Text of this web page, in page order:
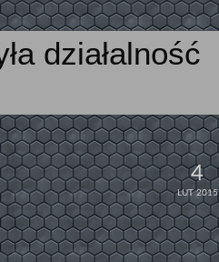
działalność
4
LUT 2015